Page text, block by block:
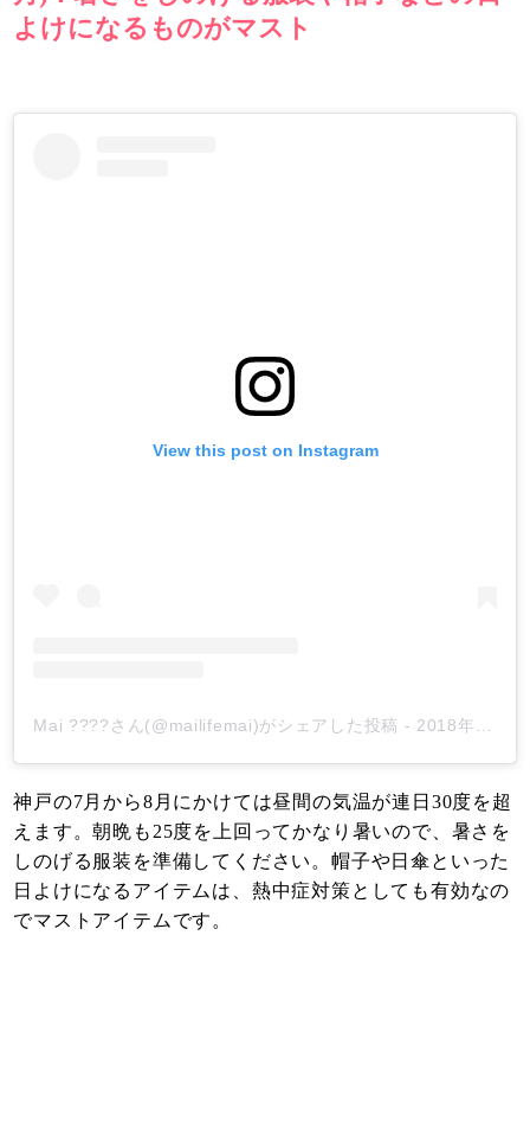
よけになるものがマスト
View this post on Instagram
Mai ????さん(@mailifemai)がシェアした投稿 - 2018年 7月月26日午後5時33分PDT
神戸の7月から8月にかけては昼間の気温が連日30度を超
えます。朝晩も25度を上回ってかなり暑いので、暑さを
しのげる服装を準備してください。帽子や日傘といった
日よけになるアイテムは、熱中症対策としても有効なの
でマストアイテムです。